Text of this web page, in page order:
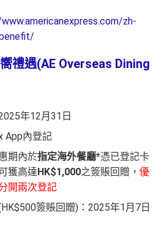
zh-
禮遇(AE Overseas Dining
年12月31日
App內登記
期內於指定海外餐廳*憑已登記卡
獲高達HK$1,000之簽賬回贈， 優
開兩次登記
簽賬回贈)：2025年1月7日